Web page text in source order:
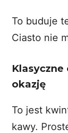
To buduje
Ciasto nie
okazję
To jest
kawy.